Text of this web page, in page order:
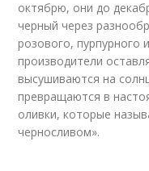
октябрю, они до
черный через
розового,
производители
высушиваются на
превращаются в
оливки, которые
черносливом».